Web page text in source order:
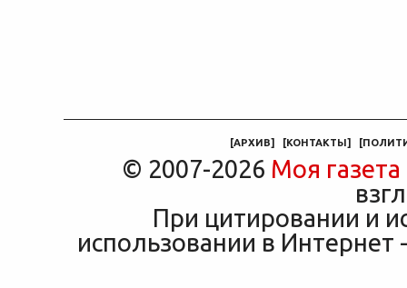
[АРХИВ] [КОНТАКТЫ] [
© 2007-2026 Моя газета
При цитировании и
использовании в Интернет